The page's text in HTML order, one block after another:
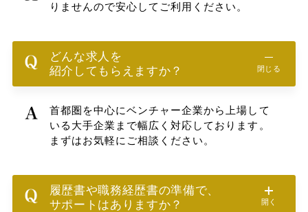
りませんので安心してご利用ください。
どんな求人を
紹介してもらえますか？
閉じる
首都圏を中心にベンチャー企業から上場して
いる大手企業まで幅広く対応しております。
まずはお気軽にご相談ください。
履歴書や職務経歴書の準備で、
サポートはありますか？
開く